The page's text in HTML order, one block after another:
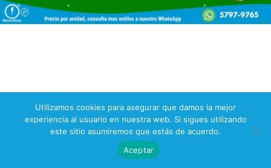
Utilizamos cookies para asegurar que damos la mejor
experiencia al usuario en nuestra web. Si sigues utilizando
este sitio asumiremos que estás de acuerdo.
Aceptar